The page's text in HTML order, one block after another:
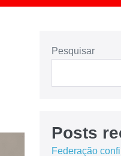
Pesquisar
Posts
Federação